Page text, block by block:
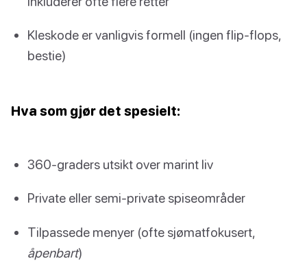
Kleskode er vanligvis formell (ingen flip-flops,
bestie)
Hva som gjør det spesielt:
360-graders utsikt over marint liv
Private eller semi-private spiseområder
Tilpassede menyer (ofte sjømatfokusert,
åpenbart)